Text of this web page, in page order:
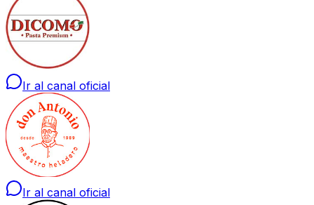
Ir al canal oficial
Ir al canal oficial